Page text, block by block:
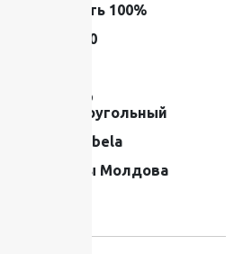
Шерсть 100%
800000
Ковер
прямоугольный
Moldabela
Ковры Молдова